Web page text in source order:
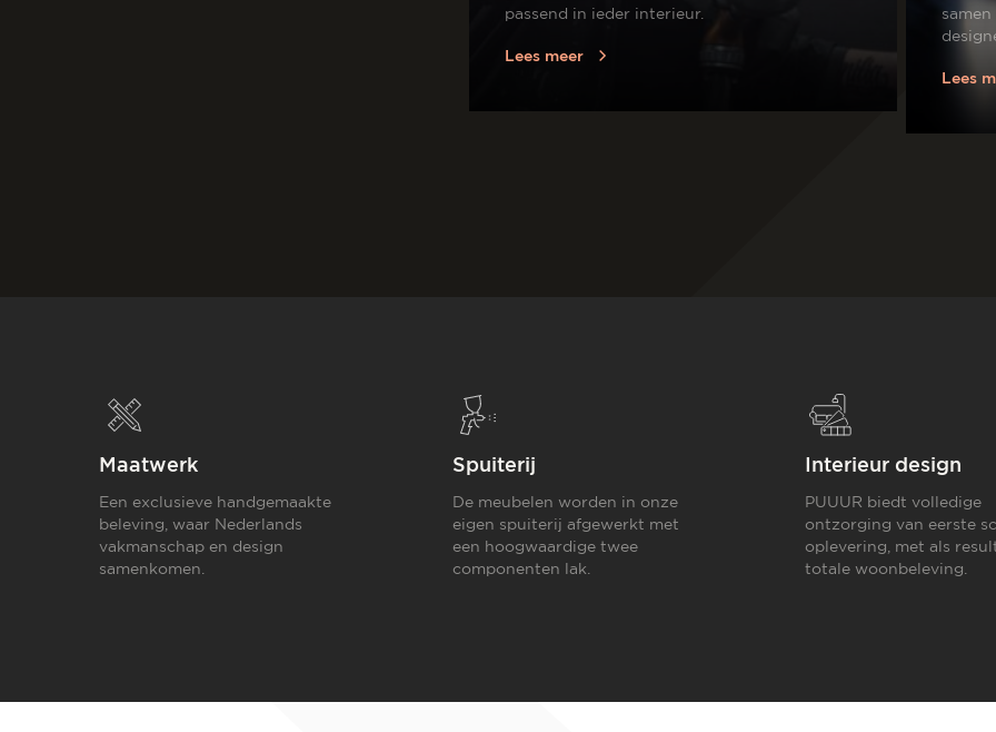
passend in ieder interieur.
Lees meer
Lees
Maatwerk
Een exclusieve handgemaakte
beleving, waar Nederlands
vakmanschap en design
samenkomen.
Spuiterij
De meubelen worden in onze
eigen spuiterij afgewerkt met
een hoogwaardige twee
componenten lak.
Interieur design
PUUUR biedt volledige
ontzorging van eerste
oplevering, met als
totale woonbeleving.